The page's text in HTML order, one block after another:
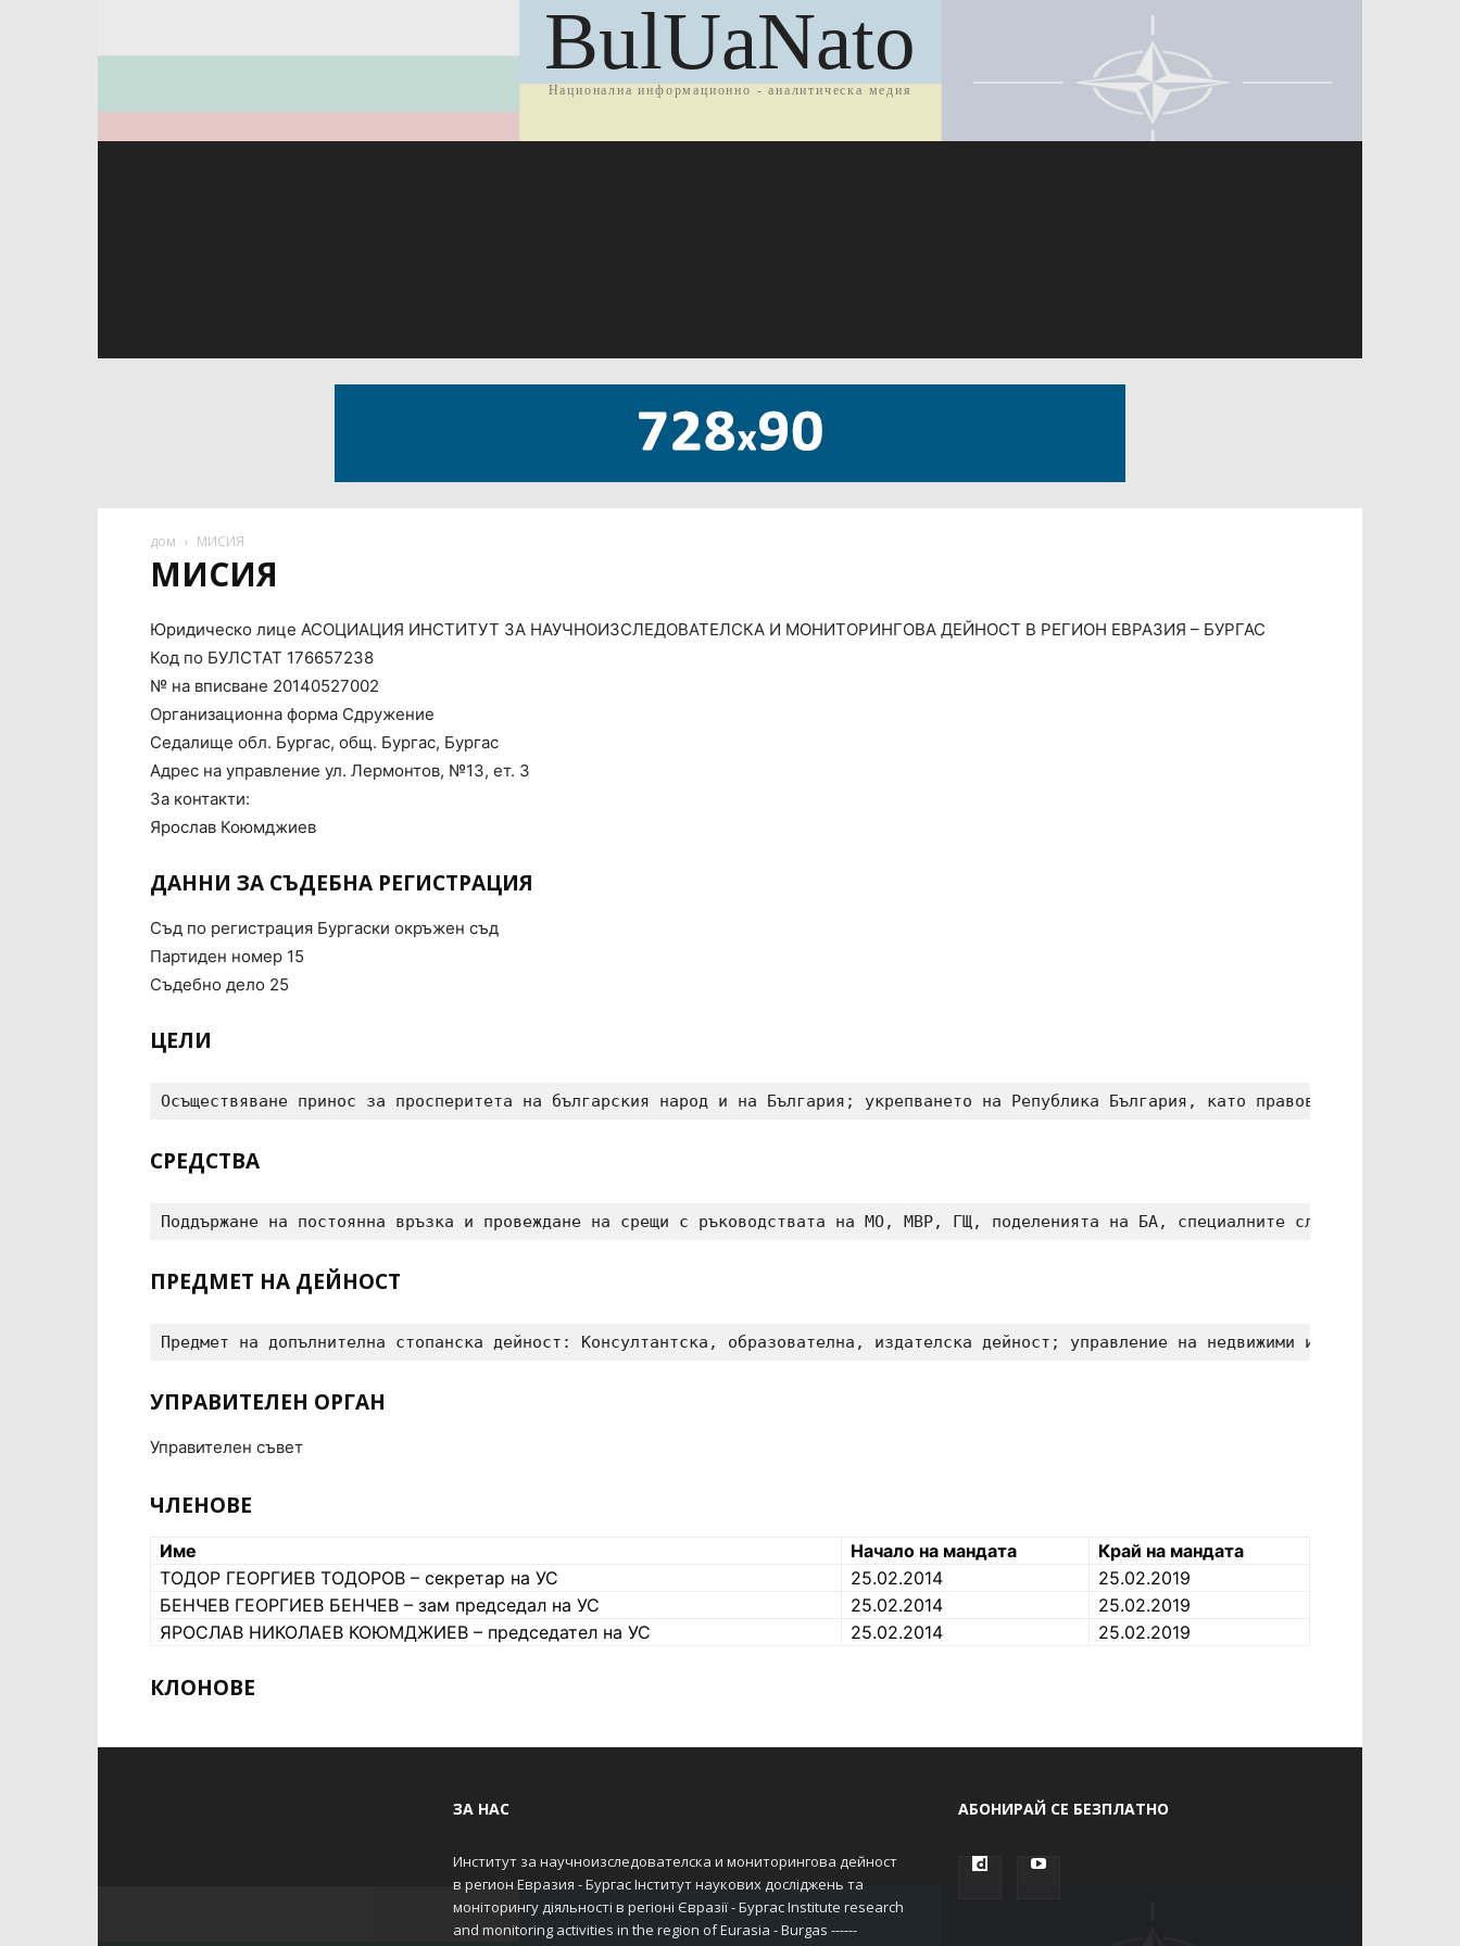
BulUaNato
Национална информационно - аналитическа медия
дом МИСИЯ
МИСИЯ
Юридическо лице АСОЦИАЦИЯ ИНСТИТУТ ЗА НАУЧНОИЗСЛЕДОВАТЕЛСКА И МОНИТОРИНГОВА ДЕЙНОСТ В РЕГИОН ЕВРАЗИЯ – БУРГАС
Код по БУЛСТАТ 176657238
№ на вписване 20140527002
Организационна форма Сдружение
Седалище обл. Бургас, общ. Бургас, Бургас
Адрес на управление ул. Лермонтов, №13, ет. 3
За контакти:
Ярослав Коюмджиев
ДАННИ ЗА СЪДЕБНА РЕГИСТРАЦИЯ
Съд по регистрация Бургаски окръжен съд
Партиден номер 15
Съдебно дело 25
ЦЕЛИ
Осъществяване принос за просперитета на българския народ и на България; укрепването на Република България, като правова и
СРЕДСТВА
Поддържане на постоянна връзка и провеждане на срещи с ръководствата на МО, МВР, ГЩ, поделенията на БА, специалните служби,
ПРЕДМЕТ НА ДЕЙНОСТ
Предмет на допълнителна стопанска дейност: Консултантска, образователна, издателска дейност; управление на недвижими имоти;
УПРАВИТЕЛЕН ОРГАН
Управителен съвет
ЧЛЕНОВЕ
Име Начало на мандата
Край на мандата
ТОДОР ГЕОРГИЕВ ТОДОРОВ – секретар на УС
25.02.2014
25.02.2019
БЕНЧЕВ ГЕОРГИЕВ БЕНЧЕВ – зам председал на УС
25.02.2014
25.02.2019
ЯРОСЛАВ НИКОЛАЕВ КОЮМДЖИЕВ – председател на УС
25.02.2014 25.02.2019
КЛОНОВЕ
ЗА НАС
Институт за научноизследователска и мониторингова дейност
в регион Евразия - Бургас Інститут наукових досліджень та
моніторингу діяльності в регіоні Євразії - Бургас Institute research
and monitoring activities in the region of Eurasia - Burgas ------
АБОНИРАЙ СЕ БЕЗПЛАТНО